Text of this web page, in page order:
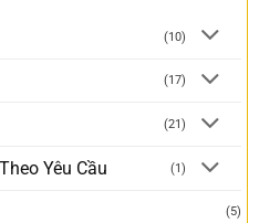
(10)
(17)
(21)
Yêu Cầu (1)
(5)